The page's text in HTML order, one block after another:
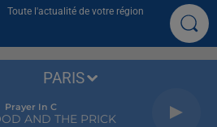
Toute l'actualité de votre région
Prayer In C
AND THE PRICK
PARIS